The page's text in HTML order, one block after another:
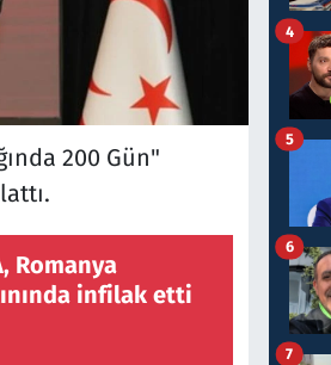
200 Gün"
Romanya
infilak etti
4
5
6
7